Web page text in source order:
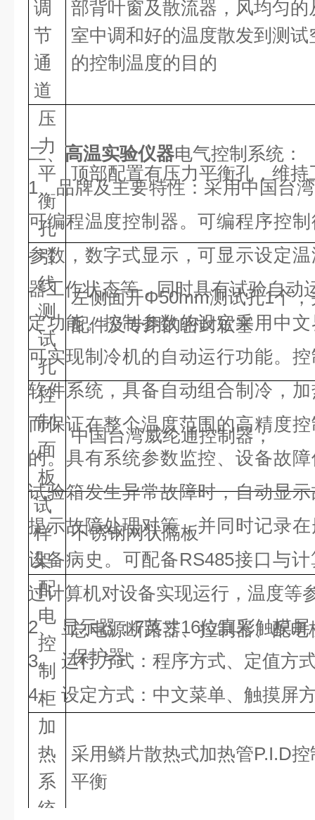
调
节
通
道
部背叶窗及散流器，风均匀
室中调和好的温度散发到测
的控制温度的目的
压
力
平
衡
孔
顶部配置有压力平衡孔，维
引
线
测
试
孔
左侧面开Φ50mm测试孔1个
配件及专用的密封软塞
控
制
面
板
中国台湾威纶通控制器；
试
样
架
不锈钢网状隔板
配
电
控
制
柜
总电源断路器、控制器、配
保护器
加
热
系
统
采用鳞片散热式加热管P.I.D
平衡
二、 高温实验仪器电气控制系统：
1、品牌及主要特性：采用中国台
可编程温度控制器。可编程序控
参数，数字式显示，可显示设定
器工作状态等，同时具有试验自动
定功能。控制参数的设定采用中
可实现制冷机的自动运行功能。
软件系统，具备自动组合制冷，
而保证在整个温度范围的高精度
的。具有系统参数监控、设备故
试验箱发生异常故障时，自动显
提示故障处理对策，并同时记录
设备病史。可配备RS485接口与
过计算机对设备实现运行，温度等
2、 显示器：7英寸16位真彩触摸屏
3、 运行方式：程序方式、定值方
4、 设定方式：中文菜单、触摸屏